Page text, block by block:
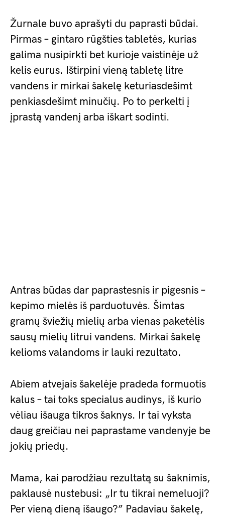
Žurnale buvo aprašyti du paprasti būdai.
Pirmas – gintaro rūgšties tabletės, kurias
galima nusipirkti bet kurioje vaistinėje už
kelis eurus. Ištirpini vieną tabletę litre
vandens ir mirkai šakelę keturiasdešimt
penkiasdešimt minučių. Po to perkelti į
įprastą vandenį arba iškart sodinti.
Antras būdas dar paprastesnis ir pigesnis –
kepimo mielės iš parduotuvės. Šimtas
gramų šviežių mielių arba vienas paketėlis
sausų mielių litrui vandens. Mirkai šakelę
kelioms valandoms ir lauki rezultato.
Abiem atvejais šakelėje pradeda formuotis
kalus – tai toks specialus audinys, iš kurio
vėliau išauga tikros šaknys. Ir tai vyksta
daug greičiau nei paprastame vandenyje be
jokių priedų.
Mama, kai parodžiau rezultatą su šaknimis,
paklausė nustebusi: „Ir tu tikrai nemeluoji?
Per vieną dieną išaugo?” Padaviau šakelę,